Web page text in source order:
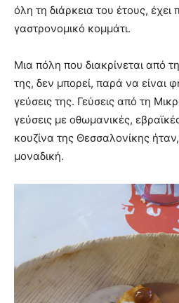
όλη τη διάρκεια του έτους,
γαστρονομικό κομμάτι.
Μια πόλη που διακρίνεται από
της, δεν μπορεί, παρά να είναι
γεύσεις της. Γεύσεις από τη
γεύσεις με οθωμανικές,
κουζίνα της Θεσσαλονίκης ήταν,
μοναδική.